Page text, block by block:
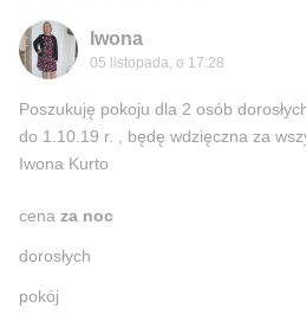
Iwona
05 listopada, o 17:28
Poszukuję pokoju dla 2 osób
do 1.10.19 r. , będę wdzięczna za
Iwona Kurto
cena za noc
dorosłych
pokój